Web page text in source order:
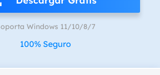
Windows 11/10/8/7
100% Seguro